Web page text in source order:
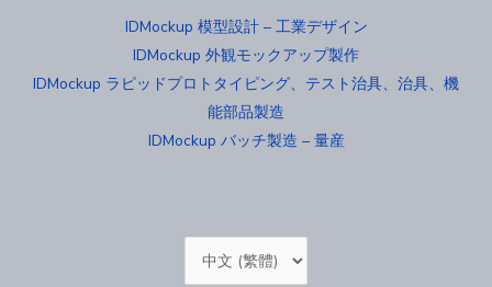
IDMockup 模型設計 – 工業デザイン
IDMockup 外観モックアップ製作
IDMockup ラピッドプロトタイピング、テスト治具、治具、機
能部品製造
IDMockup バッチ製造 – 量産
Choose